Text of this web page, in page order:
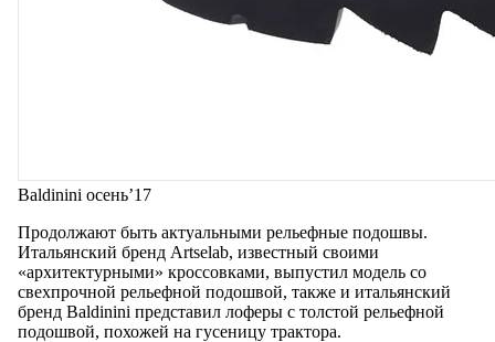
Baldinini осень’17
Продолжают быть актуальными рельефные подошвы.
Итальянский бренд Artselab, известный своими
«архитектурными» кроссовками, выпустил модель со
свехпрочной рельефной подошвой, также и итальянский
бренд Baldinini представил лоферы с толстой рельефной
подошвой, похожей на гусеницу трактора.